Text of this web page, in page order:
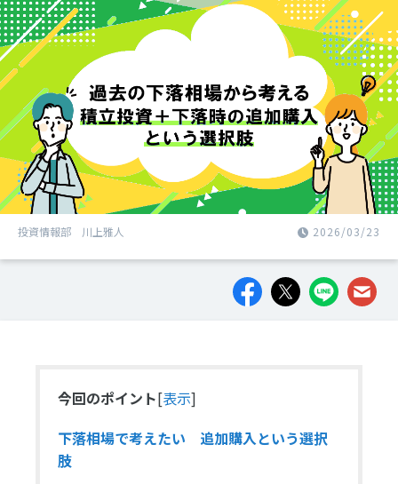
投資情報部 川上雅人 2026/03/23
今回のポイント[表示]
下落相場で考えたい 追加購入という選択
肢